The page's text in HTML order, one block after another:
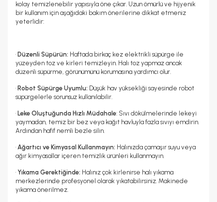
kolay temizlenebilir yapısıyla öne çıkar. Uzun ömürlü ve hijyenik
bir kullanım için aşağıdaki bakım önerilerine dikkat etmeniz
yeterlidir:
• Düzenli Süpürün: Haftada birkaç kez elektrikli süpürge ile
yüzeyden toz ve kirleri temizleyin. Halı toz yapmaz ancak
düzenli süpürme, görünümünü korumasına yardımcı olur.
• Robot Süpürge Uyumlu: Düşük hav yüksekliği sayesinde robot
süpürgelerle sorunsuz kullanılabilir.
• Leke Oluştuğunda Hızlı Müdahale: Sıvı dökülmelerinde lekeyi
yaymadan, temiz bir bez veya kağıt havluyla fazla sıvıyı emdirin.
Ardından hafif nemli bezle silin.
• Ağartıcı ve Kimyasal Kullanmayın: Halınızda çamaşır suyu veya
ağır kimyasallar içeren temizlik ürünleri kullanmayın.
• Yıkama Gerektiğinde: Halınız çok kirlenirse halı yıkama
merkezlerinde profesyonel olarak yıkatabilirsiniz. Makinede
yıkama önerilmez.